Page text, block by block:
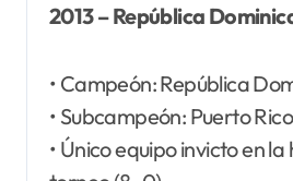
2013 – República
• Campeón: República
• Subcampeón: Puerto Rico
• Único equipo invicto en